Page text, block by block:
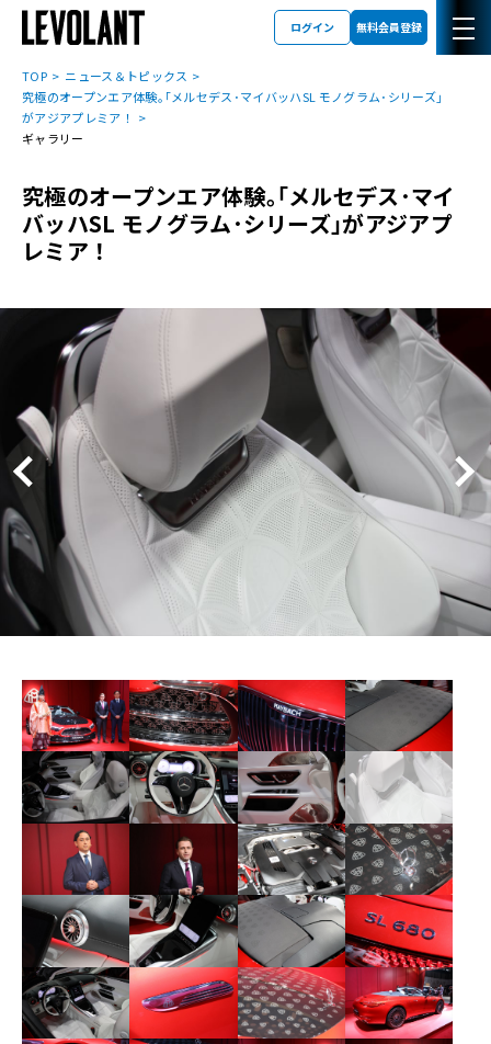
ログイン 無料会員登録
TOP
ニュース＆トピックス
究極のオープンエア体験｡｢メルセデス･マイバッハSL モノグラム･シリーズ｣
がアジアプレミア！
ギャラリー
究極のオープンエア体験｡｢メルセデス･マイ
バッハSL モノグラム･シリーズ｣がアジアプ
レミア！